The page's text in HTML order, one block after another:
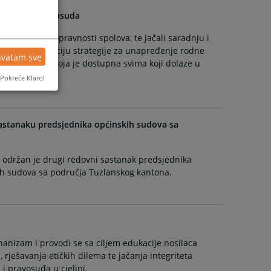
predrasuda
ravnopravnosti spolova, te jačali saradnju i
implementaciju strategije za unapređenje rodne
je anketu koja je dostupna svima koji dolaze u
predsjednika općinskih sudova sa
je drugi redovni sastanak predsjednika
sa područja Tuzlanskog kantona.
i provodi se sa ciljem edukacije nosilaca
etičkih dilema te jačanja integriteta
pravosuđa u cjelini.
sve
Pokreće Klaro!